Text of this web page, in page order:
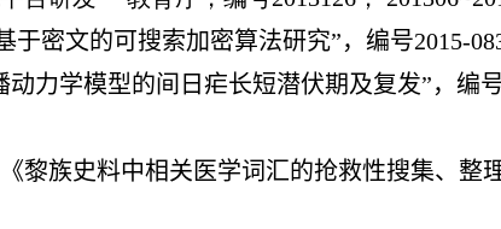
密文的可搜索加密算法研究”，编号2015-
力学模型的间日疟长短潜伏期及复发”，编
黎族史料中相关医学词汇的抢救性搜集、整